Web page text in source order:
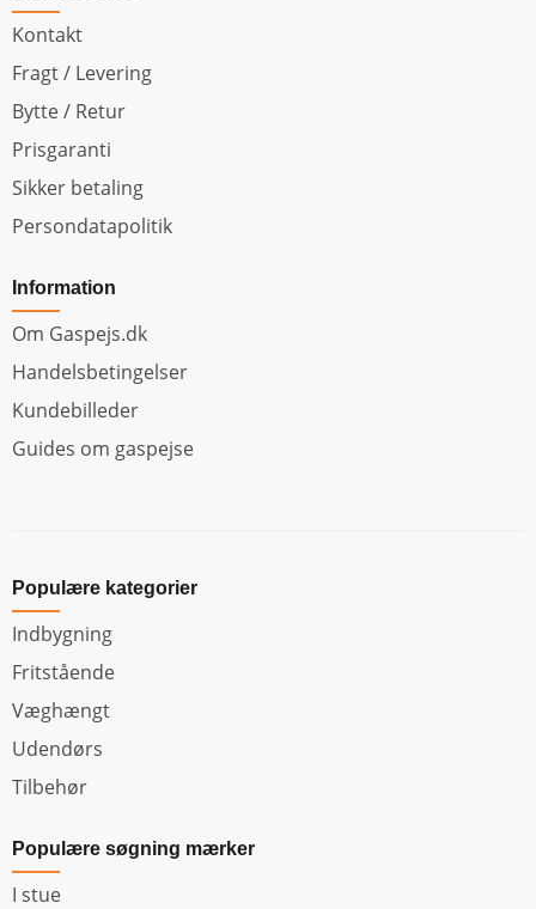
Kontakt
Fragt / Levering
Bytte / Retur
Prisgaranti
Sikker betaling
Persondatapolitik
Information
Om Gaspejs.dk
Handelsbetingelser
Kundebilleder
Guides om gaspejse
Populære kategorier
Indbygning
Fritstående
Væghængt
Udendørs
Tilbehør
Populære søgning mærker
I stue